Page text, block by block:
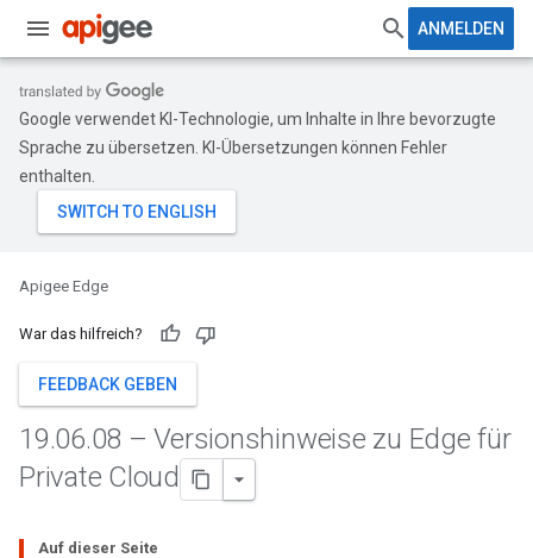
ANMELDEN
Google verwendet KI-Technologie, um Inhalte in Ihre bevorzugte
Sprache zu übersetzen. KI-Übersetzungen können Fehler
enthalten.
Apigee Edge
War das hilfreich?
FEEDBACK GEBEN
19.06.08 – Versionshinweise zu Edge für
Private Cloud
Auf dieser Seite